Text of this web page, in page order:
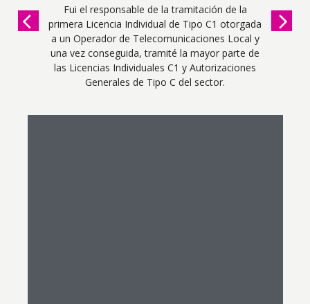
Actuaciones extrajudiciales y judiciales
tendentes a la minimización del impacto de
contaminación acústica en el entorno urbano